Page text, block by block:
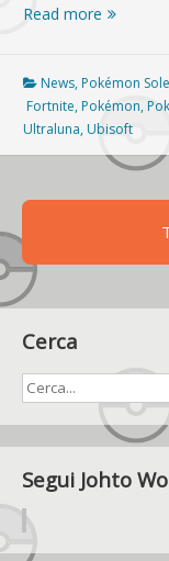
Read more CoroCoro
nuova
di
Pokémon
News, Pokémon
Fortnite, Pokémon,
Ultraluna, Ubisoft
Cerca
Segui Johto